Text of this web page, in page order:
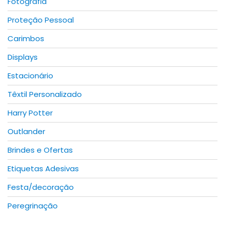
Proteção Pessoal
Carimbos
Displays
Estacionário
Têxtil Personalizado
Harry Potter
Outlander
Brindes e Ofertas
Etiquetas Adesivas
Festa/decoração
Peregrinação